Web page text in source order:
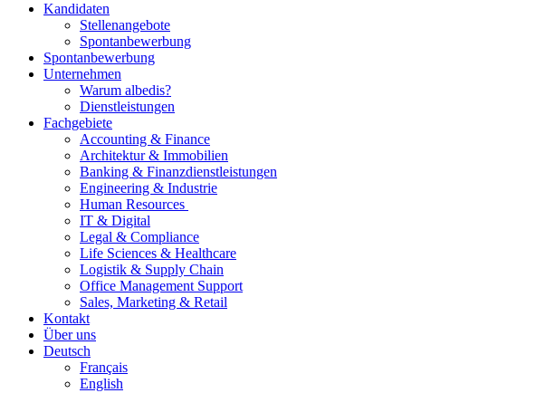
Kandidaten
Stellenangebote
Spontanbewerbung
Spontanbewerbung
Unternehmen
Warum albedis?
Dienstleistungen
Fachgebiete
Accounting & Finance
Architektur & Immobilien
Banking & Finanzdienstleistungen
Engineering & Industrie
Human Resources
IT & Digital
Legal & Compliance
Life Sciences & Healthcare
Logistik & Supply Chain
Office Management Support
Sales, Marketing & Retail
Kontakt
Über uns
Deutsch
Français
English